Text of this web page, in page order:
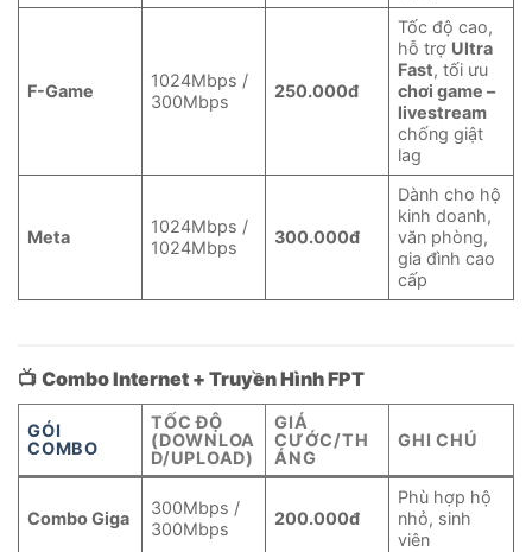
F-Game
1024Mbps /
300Mbps
250.000đ
Tốc độ cao,
hỗ trợ Ultra
Fast, tối ưu
chơi game –
livestream
chống giật
lag
Meta
1024Mbps /
1024Mbps
300.000đ
Dành cho hộ
kinh doanh,
văn phòng,
gia đình cao
cấp
📺 Combo Internet + Truyền Hình FPT
GÓI
COMBO
TỐC ĐỘ
(DOWNLOA
D/UPLOAD)
GIÁ
CƯỚC/TH
ÁNG
GHI CHÚ
Combo Giga
300Mbps /
300Mbps
200.000đ
Phù hợp hộ
nhỏ, sinh
viên